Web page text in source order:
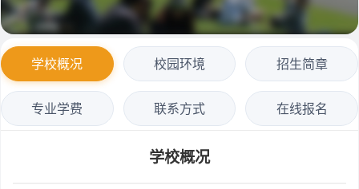
学校概况 校园环境 招生简章
专业学费 联系方式 在线报名
学校概况